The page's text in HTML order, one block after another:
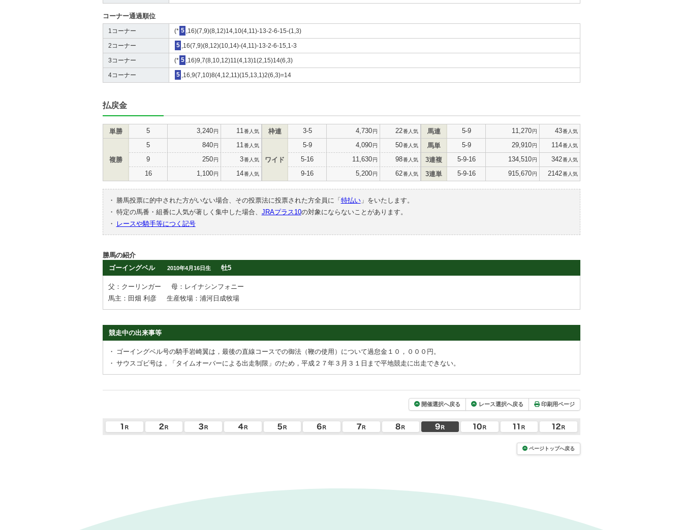
コーナー通過順位
1コーナー (* 5 ,16)(7,9)(8,12)14,10(4,11)-13-2-6-15-(1,3)
2コーナー 5 ,16(7,9)(8,12)(10,14)-(4,11)-13-2-6-15,1-3
3コーナー (* 5 ,16)9,7(8,10,12)11(4,13)1(2,15)14(6,3)
4コーナー 5 ,16,9(7,10)8(4,12,11)(15,13,1)2(6,3)=14
払戻金
単勝 5 3,240円 11 番人気
複勝
5 840円 11 番人気
9 250円 3番人気
16 1,100円 14番人気
枠連 3-5 4,730円 22番人気
ワイド
5-9 4,090円 50番人気
5-16 11,630円 98番人気
9-16 5,200円 62番人気
馬連 5-9 11,270円 43番人気
馬単 5-9 29,910円 114番人気
3連複 5-9-16 134,510円 342番人気
3連単 5-9-16 915,670円 2142番人気
・ 勝馬投票に的中された方がいない場合、その投票法に投票された方全員に「 特払い」をいたします。
・ 特定の馬番・組番に人気が著しく集中した場合、 JRAプラス10の対象にならないことがあります。
・
レースや騎手等につく記号
勝馬の紹介
ゴーイングベル
2010年4月16日生 牡5
父：クーリンガー
母：レイナシンフォニー
馬主：田畑 利彦
生産牧場：浦河日成牧場
競走中の出来事等
・
ゴーイングベル号の騎手岩崎翼は，最後の直線コースでの御法（鞭の使用）について過怠金１０，０００円。
・ サウスゴビ号は，「タイムオーバーによる出走制限」のため，平成２７年３月３１日まで平地競走に出走できない。
開催選択へ戻る レース選択へ戻る 印刷用ページ
ページトップへ戻る